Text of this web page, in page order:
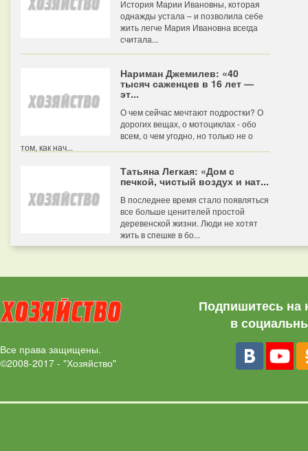
История Марии Ивановны, которая
однажды устала – и позволила себе
жить легче Мария Ивановна всегда
считала...
Нариман Джемилев: «40
тысяч саженцев в 16 лет —
эт...
О чем сейчас мечтают подростки? О
дорогих вещах, о мотоциклах - обо
всем, о чем угодно, но только не о
том, как нач...
Татьяна Легкая: «Дом с
печкой, чистый воздух и нат...
В последнее время стало появляться
все больше ценителей простой
деревенской жизни. Люди не хотят
жить в спешке в бо...
Все права защищены.
©2008-2017 - "Хозяйство"
Подпишитесь на
в